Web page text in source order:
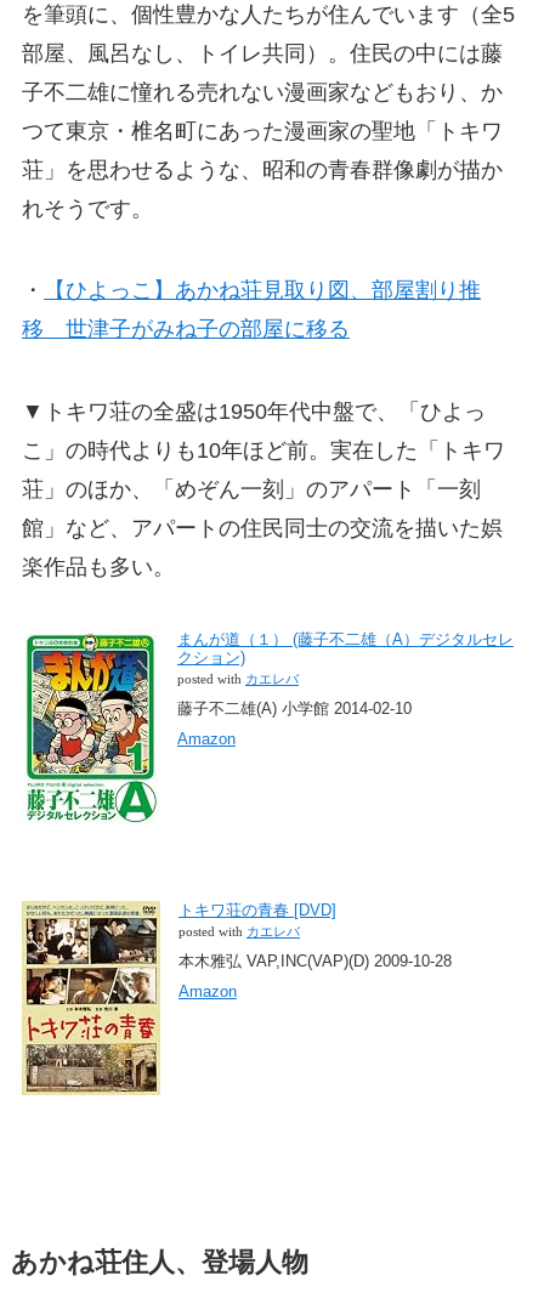
を筆頭に、個性豊かな人たちが住んでいます（全5
部屋、風呂なし、トイレ共同）。住民の中には藤
子不二雄に憧れる売れない漫画家などもおり、か
つて東京・椎名町にあった漫画家の聖地「トキワ
荘」を思わせるような、昭和の青春群像劇が描か
れそうです。
・
【ひよっこ】あかね荘見取り図、部屋割り推
移 世津子がみね子の部屋に移る
▼トキワ荘の全盛は1950年代中盤で、「ひよっ
こ」の時代よりも10年ほど前。実在した「トキワ
荘」のほか、「めぞん一刻」のアパート「一刻
館」など、アパートの住民同士の交流を描いた娯
楽作品も多い。
まんが道（１） (藤子不二雄（A）デジタルセレ
クション)
posted with カエレバ
藤子不二雄(A) 小学館 2014-02-10
Amazon
トキワ荘の青春 [DVD]
posted with カエレバ
本木雅弘 VAP,INC(VAP)(D) 2009-10-28
Amazon
あかね荘住人、登場人物